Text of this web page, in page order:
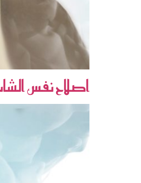
اصلاح نفس